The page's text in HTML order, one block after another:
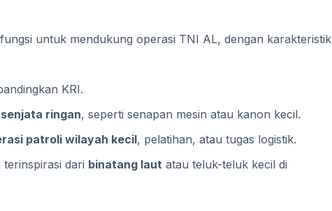
untuk mendukung operasi TNI AL, dengan karakteristik
KRI.
senjata ringan, seperti senapan mesin atau kanon kecil.
patroli wilayah kecil, pelatihan, atau tugas logistik.
dari binatang laut atau teluk-teluk kecil di